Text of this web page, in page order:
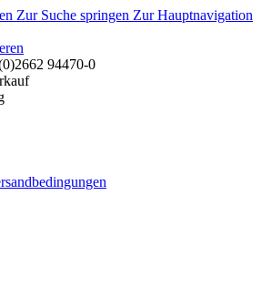
Zur Suche springen Zur Hauptnavigation
94470-0